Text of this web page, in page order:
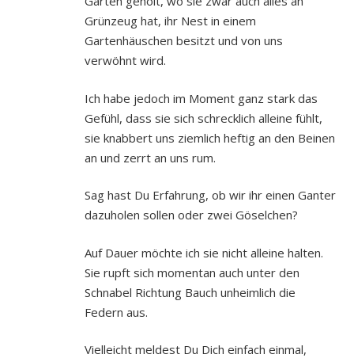
Grünzeug hat, ihr Nest in einem
Gartenhäuschen besitzt und von uns
verwöhnt wird.
Ich habe jedoch im Moment ganz stark das
Gefühl, dass sie sich schrecklich alleine fühlt,
sie knabbert uns ziemlich heftig an den Beinen
an und zerrt an uns rum.
Sag hast Du Erfahrung, ob wir ihr einen Ganter
dazuholen sollen oder zwei Göselchen?
Auf Dauer möchte ich sie nicht alleine halten.
Sie rupft sich momentan auch unter den
Schnabel Richtung Bauch unheimlich die
Federn aus.
Vielleicht meldest Du Dich einfach einmal,